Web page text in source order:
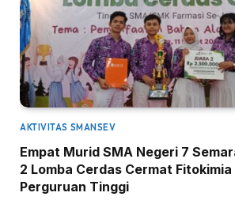
AKTIVITAS SMANSEV
Empat Murid SMA Negeri 7
2 Lomba Cerdas Cermat
Perguruan Tinggi